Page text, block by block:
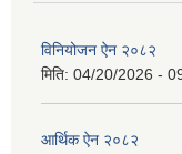
विनियोजन ऐन २०८२
मिति: 04/20/2026 -
आर्थिक ऐन २०८२